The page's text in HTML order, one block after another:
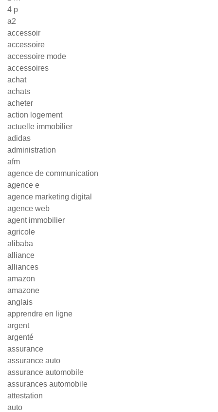
4 p
a2
accessoir
accessoire
accessoire mode
accessoires
achat
achats
acheter
action logement
actuelle immobilier
adidas
administration
afm
agence de communication
agence e
agence marketing digital
agence web
agent immobilier
agricole
alibaba
alliance
alliances
amazon
amazone
anglais
apprendre en ligne
argent
argenté
assurance
assurance auto
assurance automobile
assurances automobile
attestation
auto